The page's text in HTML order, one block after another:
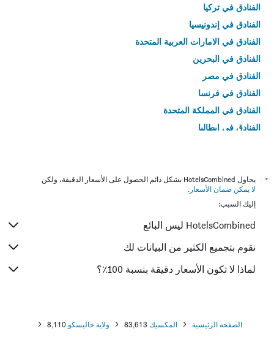
الفنادق في تركيا
الفنادق في إندونيسيا
الفنادق في الامارات العربية المتحدة
الفنادق في البحرين
الفنادق في مصر
الفنادق في فرنسا
الفنادق في المملكة المتحدة
الفنادق في إيطاليا
*
يحاول HotelsCombined بشكل دائم الحصول على الأسعار الدقيقة، ولكن
لا يمكن ضمان الأسعار .
إليك السبب:
HotelsCombined ليس البائع
نقوم بتجميع الكثير من البيانات لك
لماذا لا تكون الأسعار دقيقة بنسبة 100٪؟
الصفحة الرئيسية المكسيك 83,613 ولاية خاليسكو 8,110